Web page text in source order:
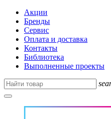
Акции
Бренды
Сервис
Оплата и доставка
Контакты
Библиотека
Выполненные проекты